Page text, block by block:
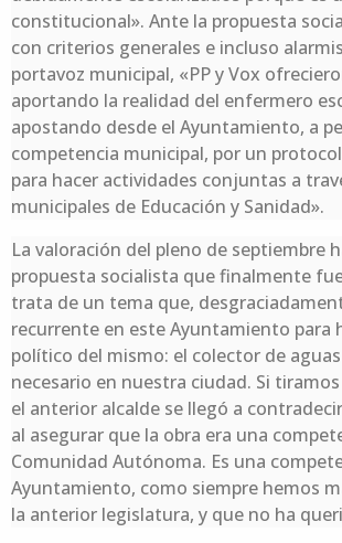
constitucional». Ante la propuesta
con criterios generales e incluso
portavoz municipal, «PP y Vox
aportando la realidad del enfermero
apostando desde el Ayuntamiento, a
competencia municipal, por un
para hacer actividades conjuntas a
municipales de Educación y Sanidad».
La valoración del pleno de septiembre
propuesta socialista que finalmente
trata de un tema que,
recurrente en este Ayuntamiento para
político del mismo: el colector de
necesario en nuestra ciudad. Si
el anterior alcalde se llegó a
al asegurar que la obra era una
Comunidad Autónoma. Es una
Ayuntamiento, como siempre hemos
la anterior legislatura, y que no ha